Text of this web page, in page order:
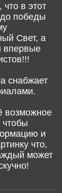
в этот
победы
Свет, а
впервые
снабжает
возможное
чтобы
и
что,
может